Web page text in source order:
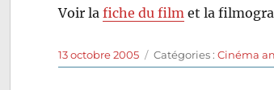
Voir lafiche du film et la
Publié
le
13 octobre 2005 Catégories
Catégories :Cinéma